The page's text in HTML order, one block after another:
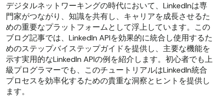
デジタルネットワーキングの時代において、LinkedInは専
門家がつながり、知識を共有し、キャリアを成長させるた
めの重要なプラットフォームとして浮上しています。この
ブログ記事では、LinkedIn APIを効果的に統合し使用するた
めのステップバイステップガイドを提供し、主要な機能を
示す実用的なLinkedIn APIの例を紹介します。初心者でも上
級プログラマーでも、このチュートリアルはLinkedIn統合
プロセスを効率化するための貴重な洞察とヒントを提供し
ます。